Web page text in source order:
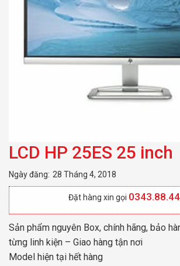
LCD HP 25ES 25 inch
Ngày đăng: 28 Tháng 4, 2018
Đặt hàng xin gọi
Sản phẩm nguyên Box, chính hãng, bảo
từng linh kiện – Giao hàng tận nơi
Model hiện tại hết hàng